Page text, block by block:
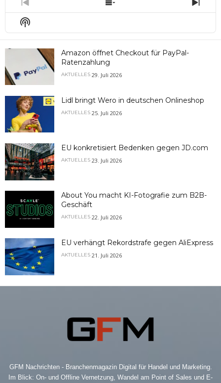
Previous
Episode
Show
Episodes
Next
Show
Podcast
Information
Amazon öffnet Checkout für PayPal-
Ratenzahlung
AKTUELLES 29. Juli 2026
Lidl bringt Wero in deutschen Onlineshop
AKTUELLES 25. Juli 2026
EU konkretisiert Bedenken gegen JD.com
AKTUELLES 23. Juli 2026
About You macht KI-Fotografie zum B2B-
Geschäft
AKTUELLES 22. Juli 2026
EU verhängt Rekordstrafe gegen AliExpress
AKTUELLES 21. Juli 2026
GFM Nachrichten - Branchenmagazin Digital für Handel und Marketing.
Im Blick: On- und Offline Vernetzung, Wandel am Point of Sales und E-